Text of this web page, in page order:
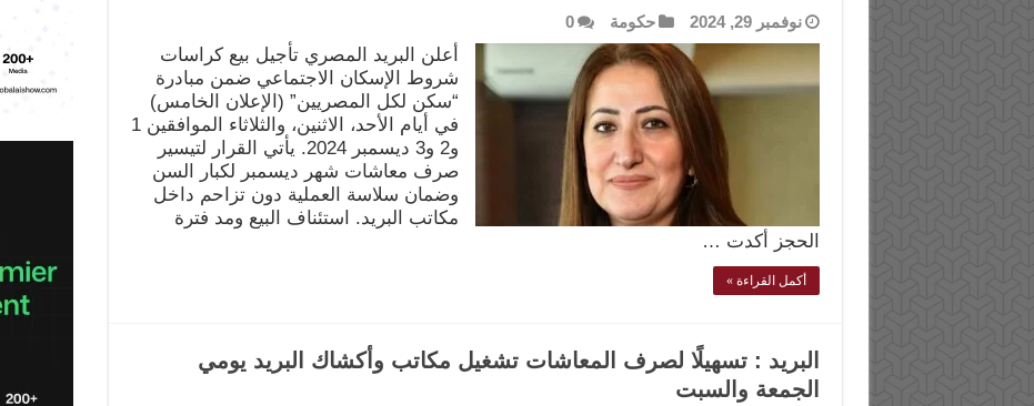
نوفمبر 29, 2024 حكومة 0
أعلن البريد المصري تأجيل بيع كراسات
شروط الإسكان الاجتماعي ضمن مبادرة
“سكن لكل المصريين” (الإعلان الخامس)
في أيام الأحد، الاثنين، والثلاثاء الموافقين 1
و2 و3 ديسمبر 2024. يأتي القرار لتيسير
صرف معاشات شهر ديسمبر لكبار السن
وضمان سلاسة العملية دون تزاحم داخل
مكاتب البريد. استئناف البيع ومد فترة
الحجز أكدت …
أكمل القراءة »
البريد : تسهيلًا لصرف المعاشات تشغيل مكاتب وأكشاك البريد يومي
الجمعة والسبت